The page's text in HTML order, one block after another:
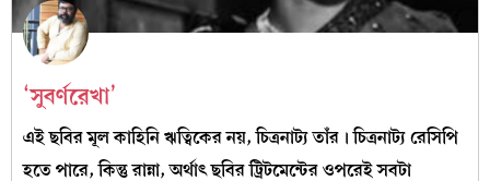
‘সুবর্ণরেখা’
এই ছবির মূল কাহিনি ঋত্বিকের নয়, চিত্রনাট্য তাঁর। চিত্রনাট্য রেসিপি
হতে পারে, কিন্তু রান্না, অর্থাৎ ছবির ট্রিটমেন্টের ওপরেই সবটা